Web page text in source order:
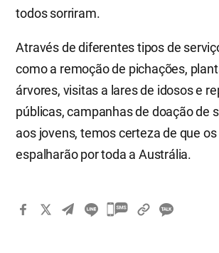
todos sorriram.
Através de diferentes tipos de
como a remoção de pichações,
árvores, visitas a lares de idosos e
públicas, campanhas de doação de
aos jovens, temos certeza de que
espalharão por toda a Austrália.
카